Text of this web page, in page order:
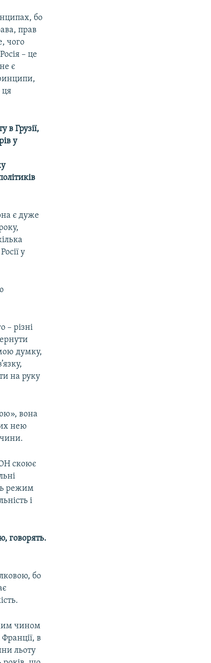
бо
прав
чого
– це
є
ця
в Грузії,
у
є дуже
у
– різні
думку,
на руку
вона
нею
скоює
режим
і
говорять.
бо
чином
в
льоту